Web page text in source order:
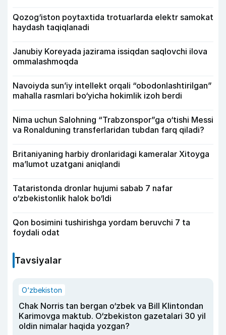
Qozog‘iston poytaxtida trotuarlarda elektr samokat
haydash taqiqlanadi
Janubiy Koreyada jazirama issiqdan saqlovchi ilova
ommalashmoqda
Navoiyda sun’iy intellekt orqali “obodonlashtirilgan”
mahalla rasmlari bo‘yicha hokimlik izoh berdi
Nima uchun Salohning “Trabzonspor”ga o‘tishi Messi
va Ronalduning transferlaridan tubdan farq qiladi?
Britaniyaning harbiy dronlaridagi kameralar Xitoyga
ma’lumot uzatgani aniqlandi
Tataristonda dronlar hujumi sabab 7 nafar
o‘zbekistonlik halok bo‘ldi
Qon bosimini tushirishga yordam beruvchi 7 ta
foydali odat
Tavsiyalar
O‘zbekiston
Chak Norris tan bergan o‘zbek va Bill Klintondan
Karimovga maktub. O‘zbekiston gazetalari 30 yil
oldin nimalar haqida yozgan?